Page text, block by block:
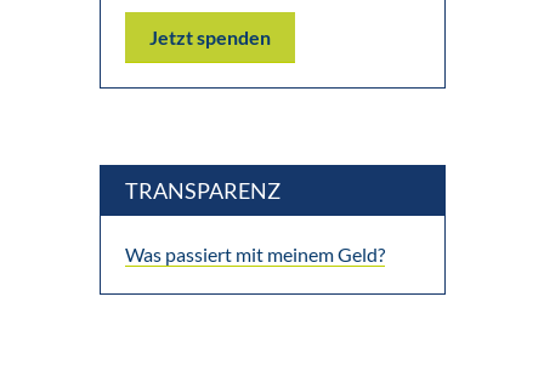
Jetzt spenden
TRANSPARENZ
Was passiert mit meinem Geld?